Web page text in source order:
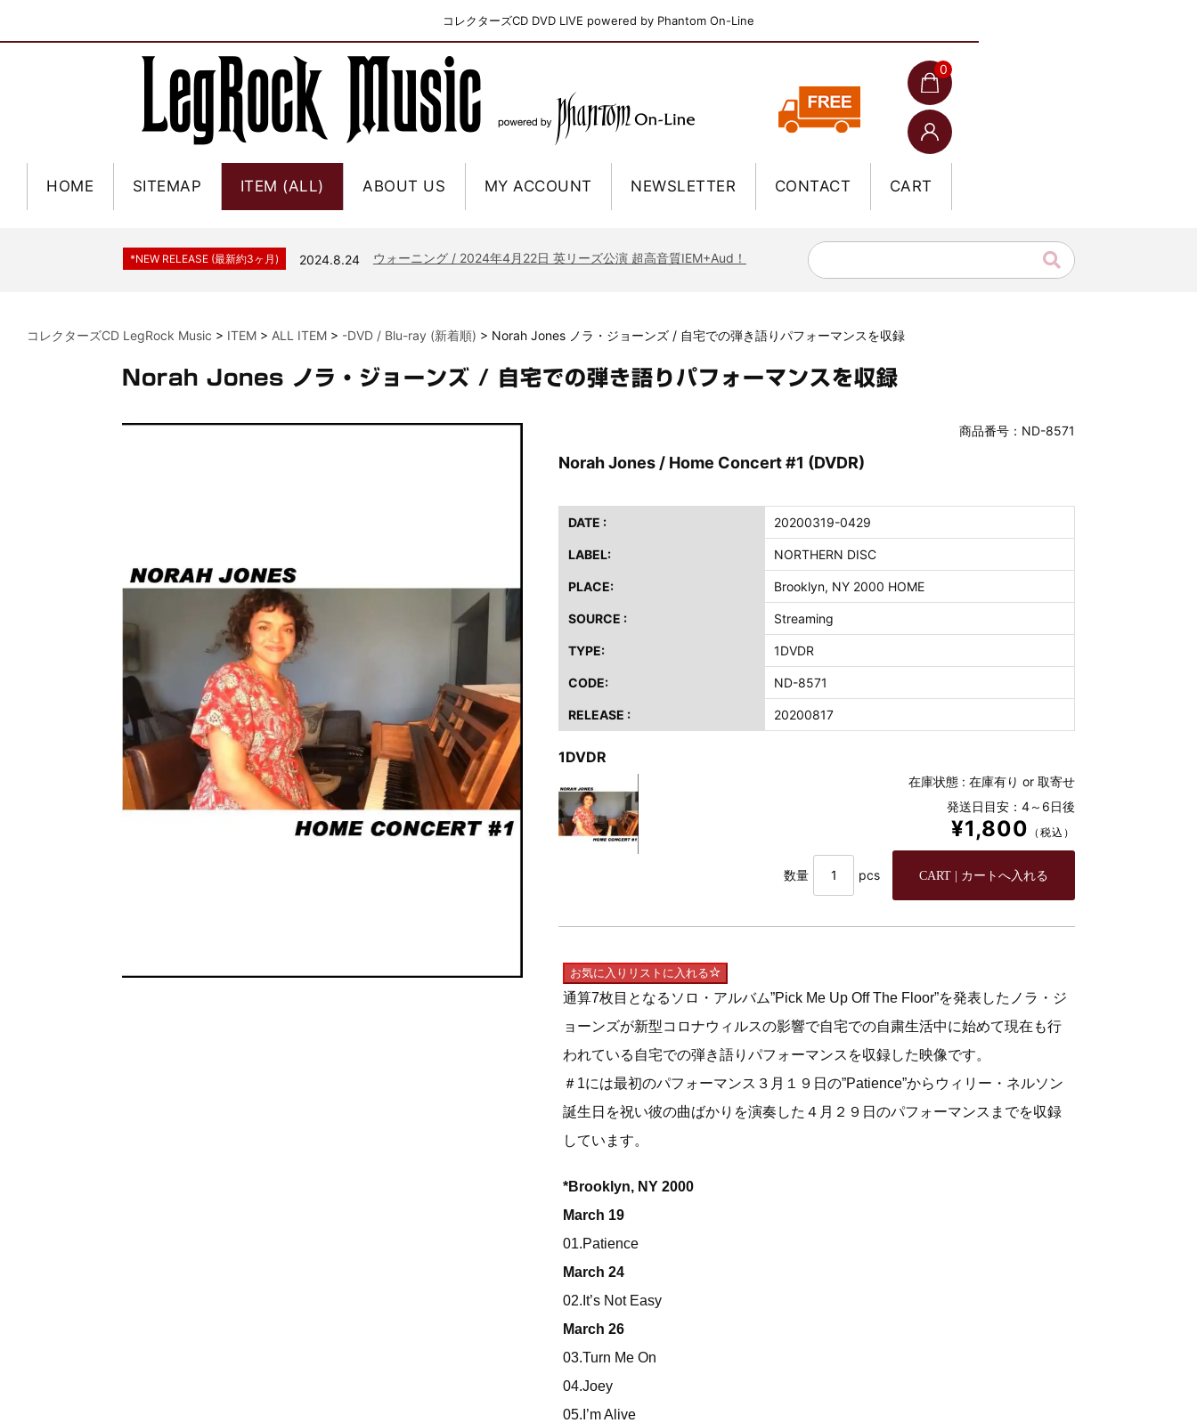
コレクターズCD DVD LIVE powered by Phantom On-Line
0
HOME SITEMAP ITEM (ALL) ABOUT US MY ACCOUNT NEWSLETTER CONTACT CART
*NEW RELEASE (最新約3ヶ月) 2024.6.9 ジャーニー / 1979年5月8+9日 コロラド州 2公演 SBD 完全収録！
*NEW RELEASE (最新約3ヶ月) 2024.8.24 ウォーニング / 2024年4月22日 英リーズ公演 超高音質IEM+Aud！
スコーピオンズ / 2024年6月15日 リスボン公演 FHD 完全収録！
*NEW RELEASE (最新約3ヶ月) 2024.6.20 マネスキン / 2024年6月9日 ドイツ ROCK AM RING 公演 FHD 完全収録！
2024.6.9
ジャーニー / 1979年5月8+9日 コロラド州 2公演 SBD 完全収録！
ウォーニング / 2024年4月22日 英リーズ公演 超高音質IEM+Aud！
ビリー・ジョエル / 2024年3月24日 100Aniv. 米M.S.G公演 完全収録！
リアム・ギャラガー / 2024年6月3日 カーディフ公演 IEM/AUD 完全収録！
*NEW RELEASE (最新約3ヶ月) 2024.6.24 スコーピオンズ / 2024年6月15日 リスボン公演 FHD 完全収録！
*NEW RELEASE (最新約3ヶ月) 2024.6.20 マネスキン / 2024年6月9日 ドイツ ROCK AM RING 公演 FHD 完全収録！
*NEW RELEASE (最新約3ヶ月) 2024.6.9 リアム・ギャラガー / 2024年6月1日 英国シェフィールド公演 完全収録！
*NEW RELEASE (最新約3ヶ月) メガデス / 2023年8月4日 ドイツ W.O.A. 公演 FHD 完全収録！
*NEW RELEASE (最新約3ヶ月) 2024.6.9 ユーライア・ヒープ / 2023年8月3日 ドイツ W.O.A. 公演 FHD 完全収録！
*NEW RELEASE (最新約3ヶ月) 2024.6.9 ジャーニー / 1979年5月8+9日 コロラド州 2公演 SBD 完全収録！
コレクターズCD LegRock Music > ITEM > ALL ITEM > -DVD / Blu-ray (新着順) > Norah Jones ノラ・ジョーンズ / 自宅での弾き語りパフォーマンスを収録
Norah Jones ノラ・ジョーンズ / 自宅での弾き語りパフォーマンスを収録
商品番号：ND-8571
Norah Jones / Home Concert #1 (DVDR)
DATE : 20200319-0429
LABEL: NORTHERN DISC
PLACE: Brooklyn, NY 2000 HOME
SOURCE : Streaming
TYPE: 1DVDR
CODE: ND-8571
RELEASE : 20200817
1DVDR
在庫状態 : 在庫有り or 取寄せ
発送日目安：4～6日後
¥1,800 （税込）
数量 pcs
お気に入りリストに入れる
通算7枚目となるソロ・アルバム”Pick Me Up Off The Floor”を発表したノラ・ジ
ョーンズが新型コロナウィルスの影響で自宅での自粛生活中に始めて現在も行
われている自宅での弾き語りパフォーマンスを収録した映像です。
＃1には最初のパフォーマンス３月１９日の”Patience”からウィリー・ネルソン
誕生日を祝い彼の曲ばかりを演奏した４月２９日のパフォーマンスまでを収録
しています。
*Brooklyn, NY 2000
March 19
01.Patience
March 24
02.It’s Not Easy
March 26
03.Turn Me On
04.Joey
05.I’m Alive